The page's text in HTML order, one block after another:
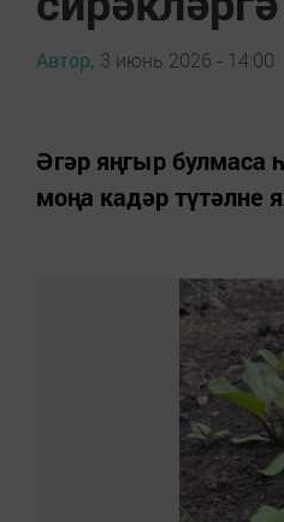
Автор, 3 июнь 2026 - 14:00
Әгәр яңгыр булмаса
моңа кадәр түтәлне